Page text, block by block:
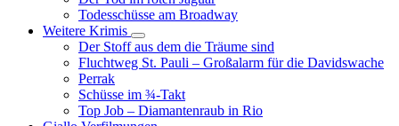
Todesschüsse am Broadway
Weitere Krimis
Unternavigation
von
Weitere
Der Stoff aus dem die Träume sind
Fluchtweg St. Pauli – Großalarm für die Davidswache
Perrak
Schüsse im ¾-Takt
Top Job – Diamantenraub in Rio